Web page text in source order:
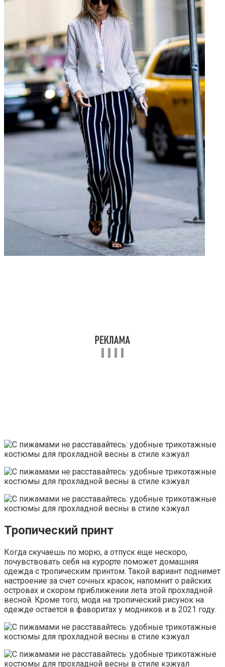
Тропический принт
Когда скучаешь по морю, а отпуск еще нескоро,
почувствовать себя на курорте поможет домашняя
одежда с тропическим принтом. Такой вариант поднимет
настроение за счет сочных красок, напомнит о райских
островах и скором приближении лета этой прохладной
весной. Кроме того, мода на тропический рисунок на
одежде остается в фаворитах у модников и в 2021 году.